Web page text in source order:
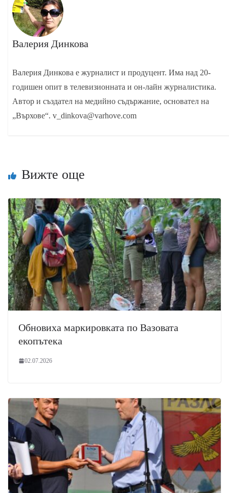
Валерия Динкова
Валерия Динкова е журналист и продуцент. Има над 20-
годишен опит в телевизионната и он-лайн журналистика.
Автор и създател на медийно съдържание, основател на
„Върхове“. v_dinkova@varhove.com
Вижте още
Обновиха маркировката по Вазовата
екопътека
02.07.2026